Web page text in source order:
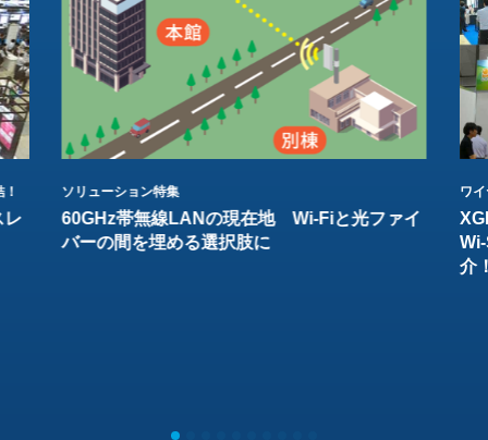
レ
ソリューション特集
60GHz帯無線LANの現在地 Wi-Fiと光ファイ
バーの間を埋める選択肢に
ワ
介